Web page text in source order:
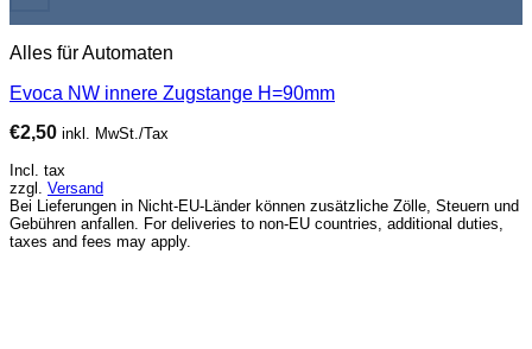
Alles für Automaten
Evoca NW innere Zugstange H=90mm
€2,50 inkl. MwSt./Tax
Incl. tax
zzgl. Versand
Bei Lieferungen in Nicht-EU-Länder können zusätzliche Zölle, Steuern und
Gebühren anfallen. For deliveries to non-EU countries, additional duties,
taxes and fees may apply.